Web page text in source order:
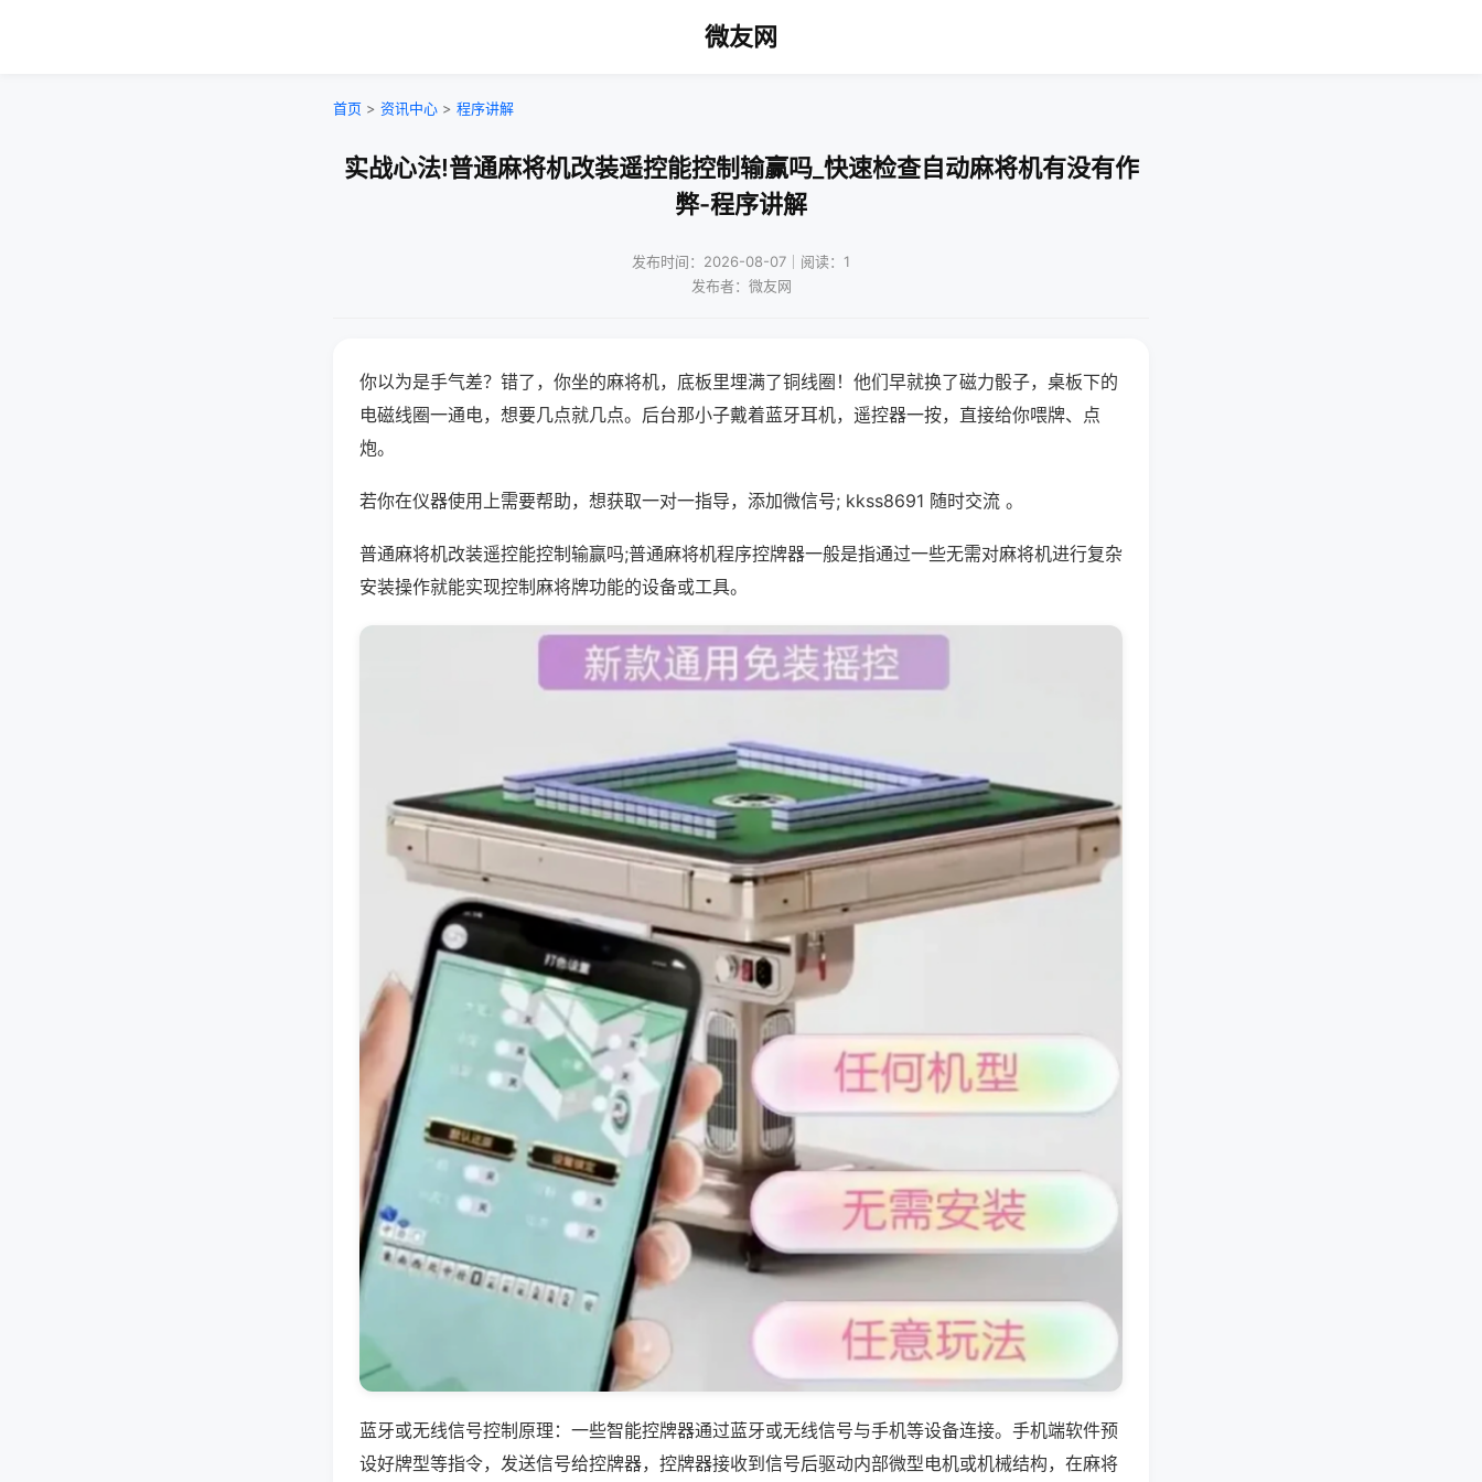
微友网
首页 > 资讯中心 > 程序讲解
实战心法!普通麻将机改装遥控能控制输赢吗_快速检查自动麻将机有没有作
弊-程序讲解
发布时间：2026-08-07｜阅读：1
发布者：微友网
你以为是手气差？错了，你坐的麻将机，底板里埋满了铜线圈！他们早就换了磁力骰子，桌板下的
电磁线圈一通电，想要几点就几点。后台那小子戴着蓝牙耳机，遥控器一按，直接给你喂牌、点
炮。
若你在仪器使用上需要帮助，想获取一对一指导，添加微信号; kkss8691 随时交流 。
普通麻将机改装遥控能控制输赢吗;普通麻将机程序控牌器一般是指通过一些无需对麻将机进行复杂
安装操作就能实现控制麻将牌功能的设备或工具。
蓝牙或无线信号控制原理：一些智能控牌器通过蓝牙或无线信号与手机等设备连接。手机端软件预
设好牌型等指令，发送信号给控牌器，控牌器接收到信号后驱动内部微型电机或机械结构，在麻将